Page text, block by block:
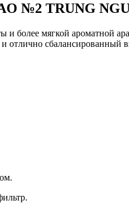
№2 TRUNG
и более мягкой
сбалансированный